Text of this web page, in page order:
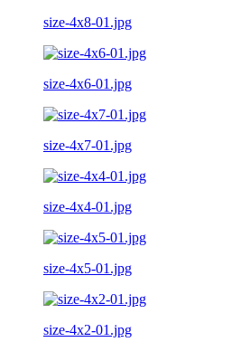
size-4x8-01.jpg
size-4x6-01.jpg
size-4x7-01.jpg
size-4x4-01.jpg
size-4x5-01.jpg
size-4x2-01.jpg